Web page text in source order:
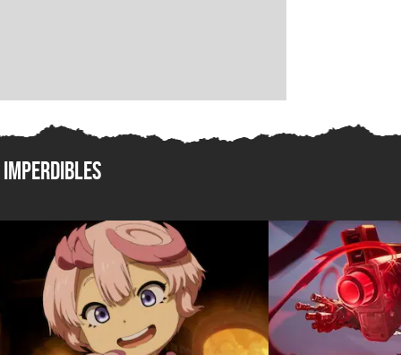
Imperdibles